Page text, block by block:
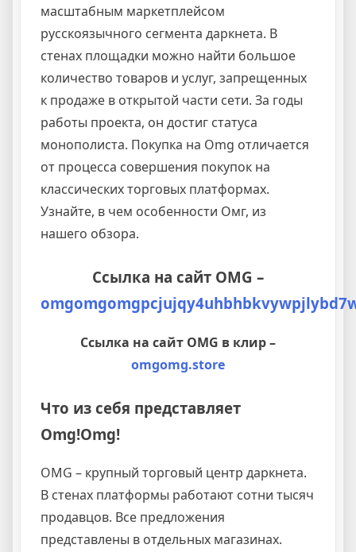
масштабным маркетплейсом
русскоязычного сегмента даркнета. В
стенах площадки можно найти большое
количество товаров и услуг, запрещенных
к продаже в открытой части сети. За годы
работы проекта, он достиг статуса
монополиста. Покупка на Omg отличается
от процесса совершения покупок на
классических торговых платформах.
Узнайте, в чем особенности Омг, из
нашего обзора.
Ссылка на сайт OMG –
Ссылка на сайт OMG в клир –
omgomg.store
Что из себя представляет
Omg!Omg!
OMG – крупный торговый центр даркнета.
В стенах платформы работают сотни тысяч
продавцов. Все предложения
представлены в отдельных магазинах.